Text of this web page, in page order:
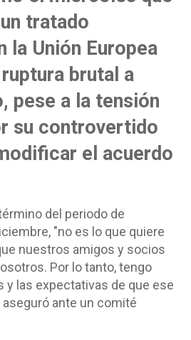
tratado
la Unión Europea
brutal a
pese a la tensión
su controvertido
el acuerdo
del periodo de
"no es lo que quiere
nuestros amigos y socios
Por lo tanto, tengo
y las expectativas de que ese
ante un comité